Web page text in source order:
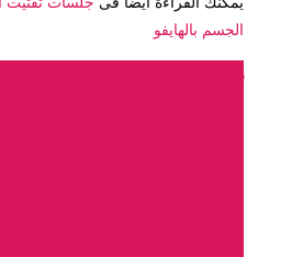
الجسم بالهايفو